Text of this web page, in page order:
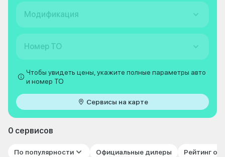
Модификация
Номер ТО
Чтобы увидеть цены, укажите полные параметры авто
и номер ТО
Сервисы на карте
0 сервисов
По популярности Официальные дилеры Рейтинг